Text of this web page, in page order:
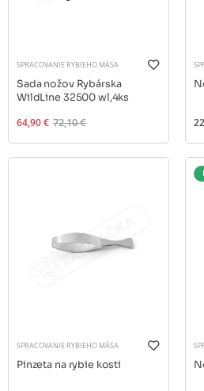
SPRACOVANIE RYBIEHO MÄSA
Sada nožov Rybárska
WildLine 32500 wl,4ks
64,90 € 72,10 €
SPRACOVANIE RYBIEHO MÄSA
Pinzeta na rybie kosti